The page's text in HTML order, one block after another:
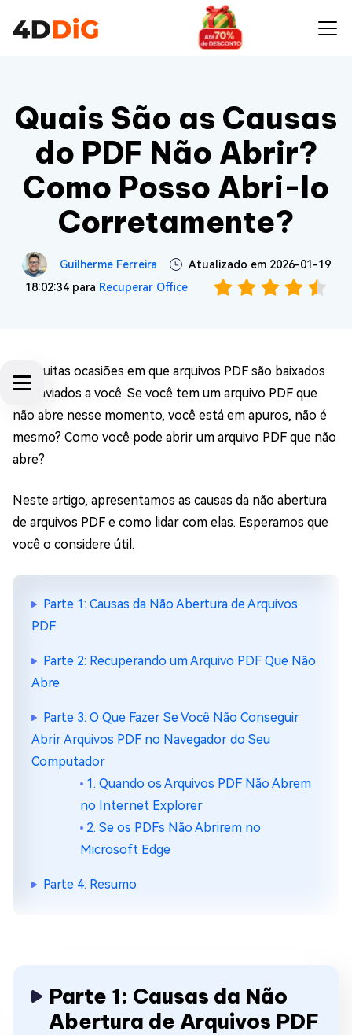
Quais São as Causas
do PDF Não Abrir?
Como Posso Abri-lo
Corretamente?
Guilherme Ferreira
Atualizado em 2026-01-19
18:02:34 para Recuperar Office
Há muitas ocasiões em que arquivos PDF são baixados
ou enviados a você. Se você tem um arquivo PDF que
não abre nesse momento, você está em apuros, não é
mesmo? Como você pode abrir um arquivo PDF que não
abre?
Neste artigo, apresentamos as causas da não abertura
de arquivos PDF e como lidar com elas. Esperamos que
você o considere útil.
Parte 1: Causas da Não Abertura de Arquivos
PDF
Parte 2: Recuperando um Arquivo PDF Que Não
Abre
Parte 3: O Que Fazer Se Você Não Conseguir
Abrir Arquivos PDF no Navegador do Seu
Computador
1. Quando os Arquivos PDF Não Abrem
no Internet Explorer
2. Se os PDFs Não Abrirem no
Microsoft Edge
Parte 4: Resumo
Parte 1: Causas da Não
Abertura de Arquivos PDF